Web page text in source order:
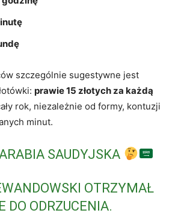
szczególnie sugestywne jest
prawie 15 złotych za każdą
rok, niezależnie od formy, kontuzji
minut.
SAUDYJSKA
OTRZYMAŁ
DO ODRZUCENIA.